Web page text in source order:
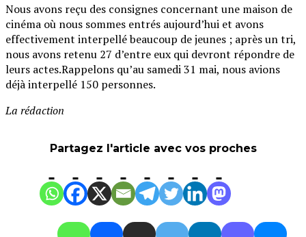
Nous avons reçu des consignes concernant une maison de
cinéma où nous sommes entrés aujourd’hui et avons
effectivement interpellé beaucoup de jeunes ; après un tri,
nous avons retenu 27 d’entre eux qui devront répondre de
leurs actes.Rappelons qu’au samedi 31 mai, nous avions
déjà interpellé 150 personnes.
La rédaction
Partagez l'article avec vos proches